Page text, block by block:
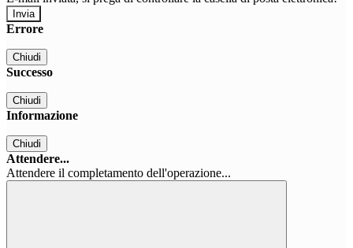
Errore
Chiudi
Successo
Chiudi
Informazione
Chiudi
Attendere...
Attendere il completamento dell'operazione...